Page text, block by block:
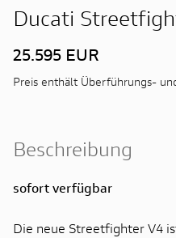
Ducati
25.595 EUR
Preis enthält Überführungs-
Beschreibung
sofort verfügbar
Die neue Streetfighter V4